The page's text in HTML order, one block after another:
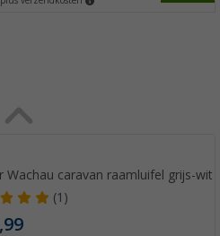
Wachau caravan raamluifel grijs-wit
(1)